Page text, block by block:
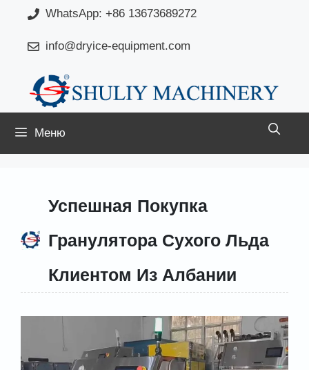
Перейти
содержимому
WhatsApp: +86 13673689272
info@dryice-equipment.com
Меню
Успешная Покупка
Гранулятора Сухого Льда
Клиентом Из Албании